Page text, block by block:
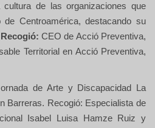
de las organizaciones que
Centroamérica, destacando su
Recogió: CEO de Acció Preventiva,
Territorial en Acció Preventiva,
de Arte y Discapacidad La
Barreras. Recogió: Especialista de
Isabel Luisa Hamze Ruiz y